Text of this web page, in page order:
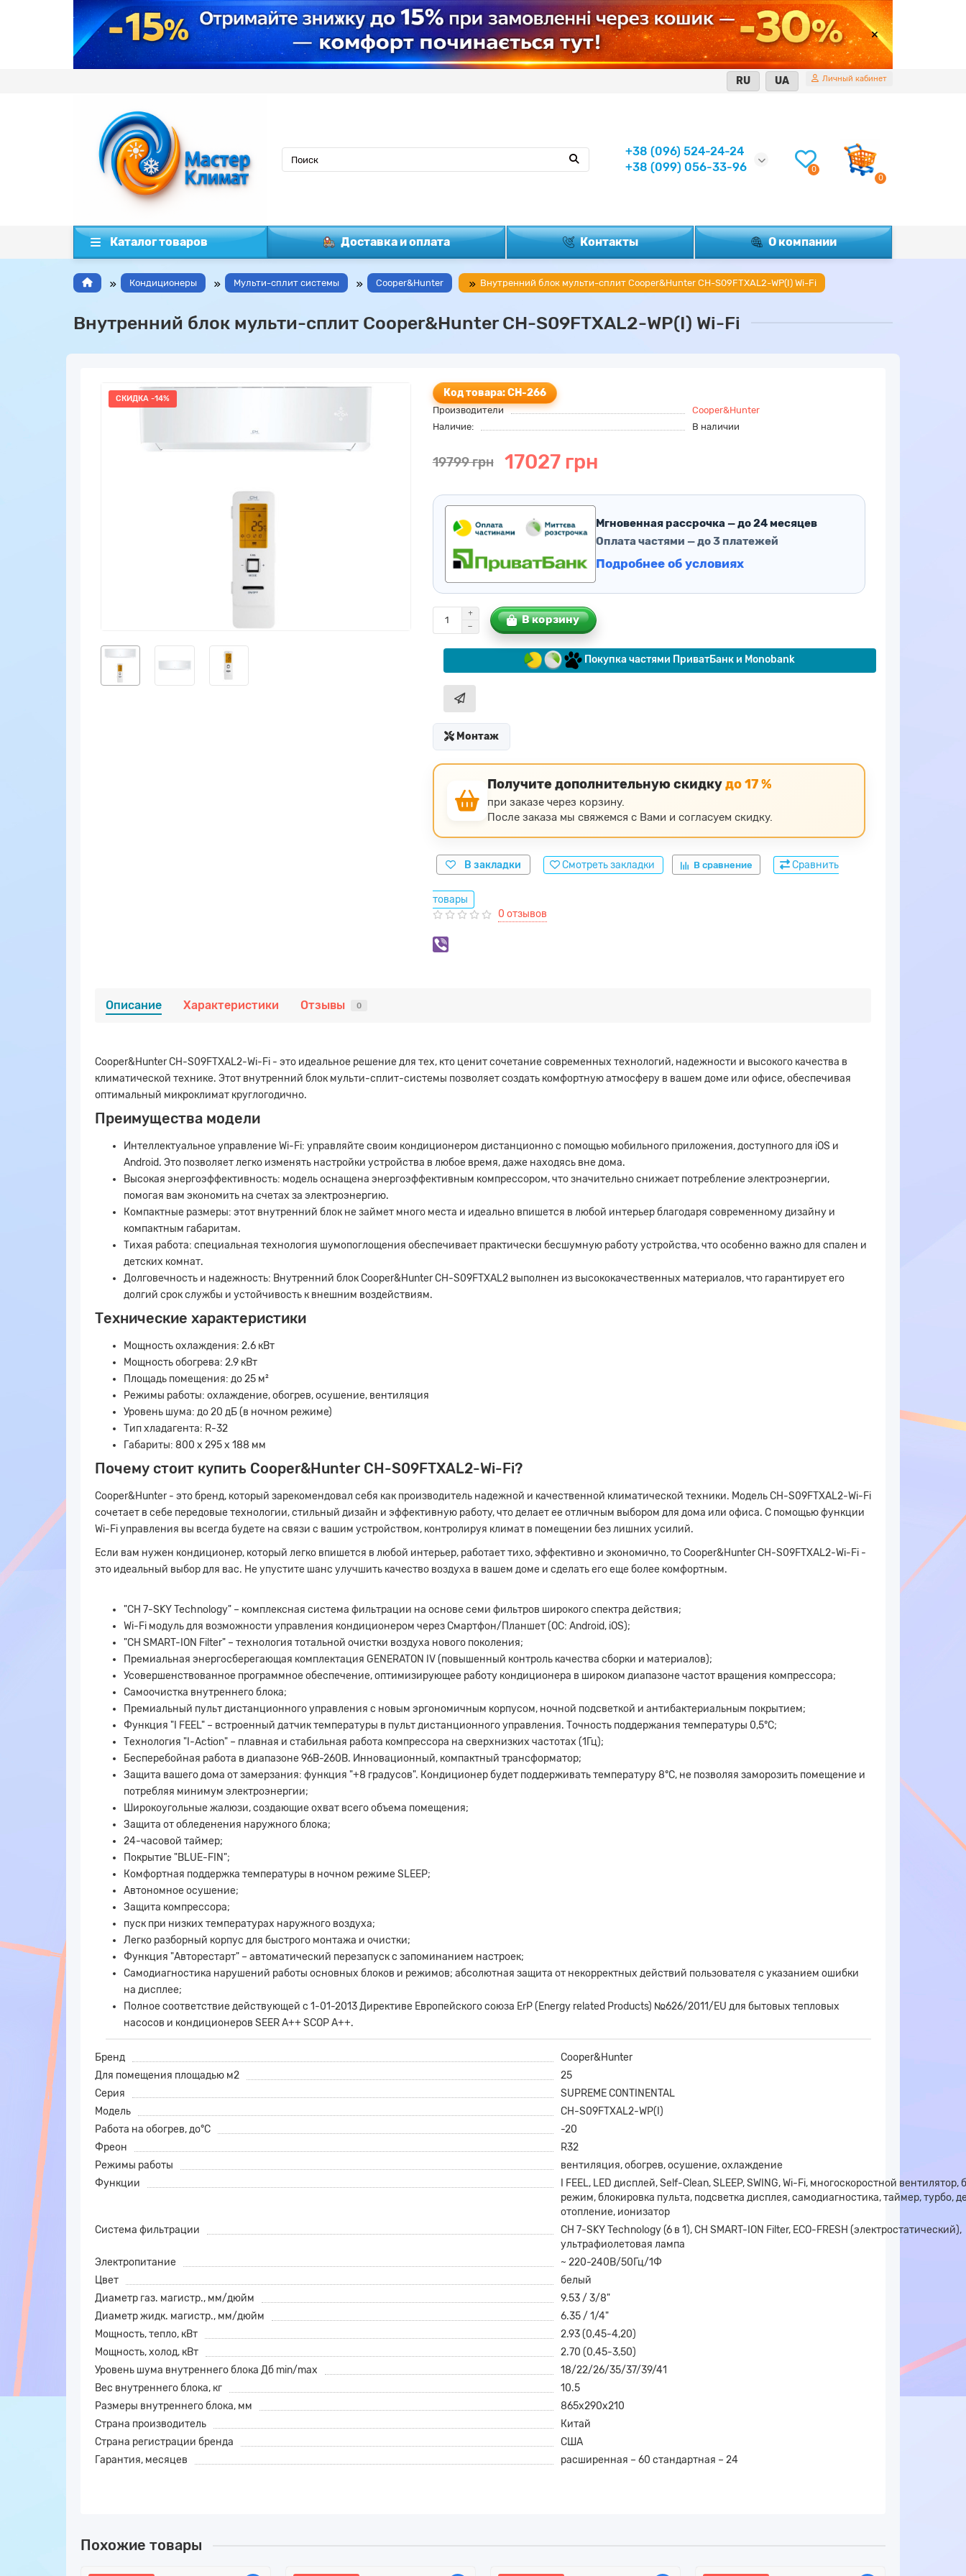
RU UA Личный кабинет
+38 (096) 524-24-24
+38 (099) 056-33-96
0
0
Каталог товаров Доставка и оплата Контакты О компании
Кондиционеры Мульти-сплит системы Cooper&Hunter Внутренний блок мульти-сплит Cooper&Hunter CH-S09FTXAL2-WP(I) Wi-Fi
Внутренний блок мульти-сплит Cooper&Hunter CH-S09FTXAL2-WP(I) Wi-Fi
СКИДКА -14% Код товара: CH-266
Производители
Cooper&Hunter
Наличие:
В наличии
19799 грн 17027 грн
Мгновенная рассрочка — до 24 месяцев
Оплата частями — до 3 платежей
Подробнее об условиях
В корзину
Покупка частями ПриватБанк и Monobank
Монтаж
Получите дополнительную скидкудо 17 %
при заказе через корзину.
После заказа мы свяжемся с Вами и согласуем скидку.
В закладки Смотреть закладки В сравнение Сравнить
товары
0 отзывов
Описание Характеристики Отзывы 0
Cooper&Hunter CH-S09FTXAL2-Wi-Fi - это идеальное решение для тех, кто ценит сочетание современных технологий, надежности и высокого качества в
климатической технике. Этот внутренний блок мульти-сплит-системы позволяет создать комфортную атмосферу в вашем доме или офисе, обеспечивая
оптимальный микроклимат круглогодично.
Преимущества модели
Интеллектуальное управление Wi-Fi: управляйте своим кондиционером дистанционно с помощью мобильного приложения, доступного для iOS и
Android. Это позволяет легко изменять настройки устройства в любое время, даже находясь вне дома.
Высокая энергоэффективность: модель оснащена энергоэффективным компрессором, что значительно снижает потребление электроэнергии,
помогая вам экономить на счетах за электроэнергию.
Компактные размеры: этот внутренний блок не займет много места и идеально впишется в любой интерьер благодаря современному дизайну и
компактным габаритам.
Тихая работа: специальная технология шумопоглощения обеспечивает практически бесшумную работу устройства, что особенно важно для спален и
детских комнат.
Долговечность и надежность: Внутренний блок Cooper&Hunter CH-S09FTXAL2 выполнен из высококачественных материалов, что гарантирует его
долгий срок службы и устойчивость к внешним воздействиям.
Технические характеристики
Мощность охлаждения: 2.6 кВт
Мощность обогрева: 2.9 кВт
Площадь помещения: до 25 м²
Режимы работы: охлаждение, обогрев, осушение, вентиляция
Уровень шума: до 20 дБ (в ночном режиме)
Тип хладагента: R-32
Габариты: 800 x 295 x 188 мм
Почему стоит купить Cooper&Hunter CH-S09FTXAL2-Wi-Fi?
Cooper&Hunter - это бренд, который зарекомендовал себя как производитель надежной и качественной климатической техники. Модель CH-S09FTXAL2-Wi-Fi
сочетает в себе передовые технологии, стильный дизайн и эффективную работу, что делает ее отличным выбором для дома или офиса. С помощью функции
Wi-Fi управления вы всегда будете на связи с вашим устройством, контролируя климат в помещении без лишних усилий.
Если вам нужен кондиционер, который легко впишется в любой интерьер, работает тихо, эффективно и экономично, то Cooper&Hunter CH-S09FTXAL2-Wi-Fi -
это идеальный выбор для вас. Не упустите шанс улучшить качество воздуха в вашем доме и сделать его еще более комфортным.
"CH 7-SKY Technology" – комплексная система фильтрации на основе семи фильтров широкого спектра действия;
Wi-Fi модуль для возможности управления кондиционером через Смартфон/Планшет (ОС: Android, iOS);
"CH SMART-ION Filter" – технология тотальной очистки воздуха нового поколения;
Премиальная энергосберегающая комплектация GENERATON IV (повышенный контроль качества сборки и материалов);
Усовершенствованное программное обеспечение, оптимизирующее работу кондиционера в широком диапазоне частот вращения компрессора;
Самоочистка внутреннего блока;
Премиальный пульт дистанционного управления с новым эргономичным корпусом, ночной подсветкой и антибактериальным покрытием;
Функция "I FEEL" – встроенный датчик температуры в пульт дистанционного управления. Точность поддержания температуры 0,5°C;
Технология "I-Action" – плавная и стабильная работа компрессора на сверхнизких частотах (1Гц);
Бесперебойная работа в диапазоне 96В-260В. Инновационный, компактный трансформатор;
Защита вашего дома от замерзания: функция "+8 градусов". Кондиционер будет поддерживать температуру 8°C, не позволяя заморозить помещение и
потребляя минимум электроэнергии;
Широкоугольные жалюзи, создающие охват всего объема помещения;
Защита от обледенения наружного блока;
24-часовой таймер;
Покрытие "BLUE-FIN";
Комфортная поддержка температуры в ночном режиме SLEEP;
Автономное осушение;
Защита компрессора;
пуск при низких температурах наружного воздуха;
Легко разборный корпус для быстрого монтажа и очистки;
Функция "Авторестарт" – автоматический перезапуск с запоминанием настроек;
Самодиагностика нарушений работы основных блоков и режимов; абсолютная защита от некорректных действий пользователя с указанием ошибки
на дисплее;
Полное соответствие действующей с 1-01-2013 Директиве Европейского союза ErP (Energy related Products) №626/2011/EU для бытовых тепловых
насосов и кондиционеров SEER A++ SCOP A++.
Бренд
Cooper&Hunter
Для помещения площадью м2
25
Серия
SUPREME CONTINENTAL
Модель
CH-S09FTXAL2-WP(I)
Работа на обогрев, до°С
-20
Фреон
R32
Режимы работы
вентиляция, обогрев, осушение, охлаждение
Функции
I FEEL, LED дисплей, Self-Clean, SLEEP, SWING, Wi-Fi, многоскоростной
режим, блокировка пульта, подсветка дисплея, самодиагностика, таймер, турбо,
отопление, ионизатор
Система фильтрации
CH 7-SKY Technology (6 в 1), CH SMART-ION Filter, ECO-FRESH (электростатический),
ультрафиолетовая лампа
Электропитание
~ 220-240В/50Гц/1Ф
Цвет
белый
Диаметр газ. магистр., мм/дюйм
9.53 / 3/8"
Диаметр жидк. магистр., мм/дюйм
6.35 / 1/4"
Мощность, тепло, кВт
2.93 (0,45-4,20)
Мощность, холод, кВт
2.70 (0,45-3,50)
Уровень шума внутреннего блока Дб min/max
18/22/26/35/37/39/41
Вес внутреннего блока, кг
10.5
Размеры внутреннего блока, мм
865x290x210
Страна производитель
Китай
Страна регистрации бренда
США
Гарантия, месяцев
расширенная – 60 стандартная – 24
Похожие товары